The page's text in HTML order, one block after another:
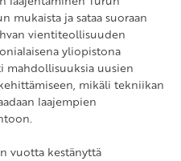
mukaista ja sataa suoraan
vientiteollisuuden
yliopistona
mahdollisuuksia uusien
mikäli tekniikan
laajempien
vuotta kestänyttä